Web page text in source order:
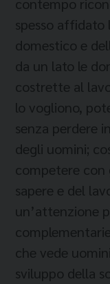
spesso affidato
domestico e
da un lato le
costrette al
lo vogliono,
senza perdere
degli uomini;
competere con
sapere e del
un’attenzione
che vede
sviluppo della